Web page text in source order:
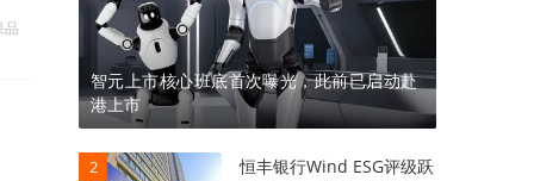
品
智元上市核心班底首次曝光，此前已启动赴
港上市
2
恒丰银行Wind ESG评级跃